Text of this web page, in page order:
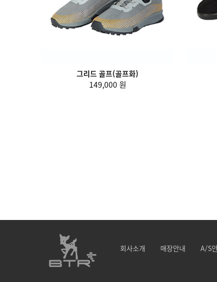
그리드 골프(골프화)
149,000 원
회사소개 매장안내 A/S